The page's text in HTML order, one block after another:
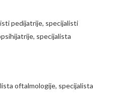
pedijatrije, specijalisti
specijalista
oftalmologije, specijalista